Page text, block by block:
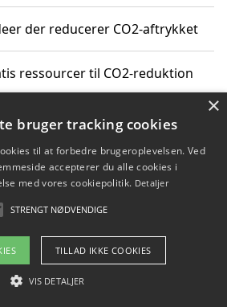
der reducerer CO2-aftrykket
ressourcer til CO2-reduktion
kan reducere CO2-udslip
2026 - Pilanto Aps
Blog Betingelser
×
bruger tracking cookies
til at forbedre brugeroplevelsen. Ved
accepterer du alle cookies i
med vores cookiepolitik. Detaljer
STRENGT NØDVENDIGE
TILLAD IKKE COOKIES
VIS DETALJER